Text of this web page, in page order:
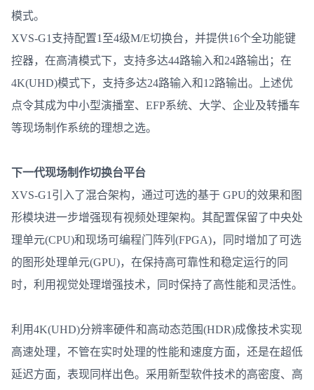
百科
曲艺
生活
模式。
XVS-G1支持配置1至4级M/E切换台，并提供16个全功能键
控器，在高清模式下，支持多达44路输入和24路输出；在
4K(UHD)模式下，支持多达24路输入和12路输出。上述优
点令其成为中小型演播室、EFP系统、大学、企业及转播车
等现场制作系统的理想之选。
下一代现场制作切换台平台
XVS-G1引入了混合架构，通过可选的基于 GPU的效果和图
形模块进一步增强现有视频处理架构。其配置保留了中央处
理单元(CPU)和现场可编程门阵列(FPGA)，同时增加了可选
的图形处理单元(GPU)，在保持高可靠性和稳定运行的同
时，利用视觉处理增强技术，同时保持了高性能和灵活性。
利用4K(UHD)分辨率硬件和高动态范围(HDR)成像技术实现
高速处理，不管在实时处理的性能和速度方面，还是在超低
延迟方面，表现同样出色。采用新型软件技术的高密度、高